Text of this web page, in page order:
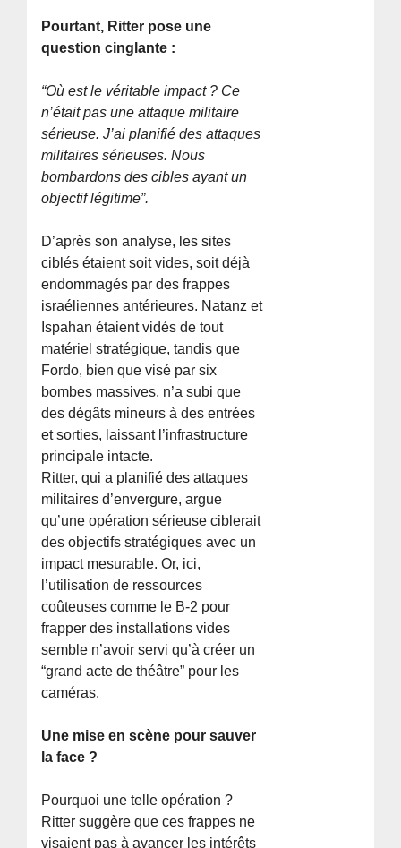
Pourtant, Ritter pose une
question cinglante :
“Où est le véritable impact ? Ce
n’était pas une attaque militaire
sérieuse. J’ai planifié des attaques
militaires sérieuses. Nous
bombardons des cibles ayant un
objectif légitime”.
D’après son analyse, les sites
ciblés étaient soit vides, soit déjà
endommagés par des frappes
israéliennes antérieures. Natanz et
Ispahan étaient vidés de tout
matériel stratégique, tandis que
Fordo, bien que visé par six
bombes massives, n’a subi que
des dégâts mineurs à des entrées
et sorties, laissant l’infrastructure
principale intacte.
Ritter, qui a planifié des attaques
militaires d’envergure, argue
qu’une opération sérieuse ciblerait
des objectifs stratégiques avec un
impact mesurable. Or, ici,
l’utilisation de ressources
coûteuses comme le B-2 pour
frapper des installations vides
semble n’avoir servi qu’à créer un
“grand acte de théâtre” pour les
caméras.
Une mise en scène pour sauver
la face ?
Pourquoi une telle opération ?
Ritter suggère que ces frappes ne
visaient pas à avancer les intérêts